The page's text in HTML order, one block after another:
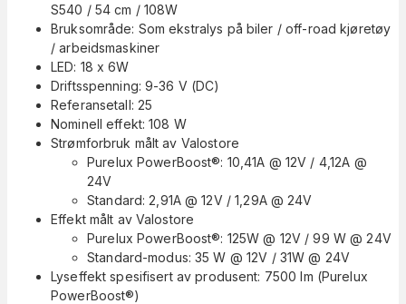
S540 / 54 cm / 108W
Bruksområde: Som ekstralys på biler / off-road kjøretøy
/ arbeidsmaskiner
LED: 18 x 6W
Driftsspenning: 9-36 V (DC)
Referansetall: 25
Nominell effekt: 108 W
Strømforbruk målt av Valostore
Purelux PowerBoost®: 10,41A @ 12V / 4,12A @
24V
Standard: 2,91A @ 12V / 1,29A @ 24V
Effekt målt av Valostore
Purelux PowerBoost®: 125W @ 12V / 99 W @ 24V
Standard-modus: 35 W @ 12V / 31W @ 24V
Lyseffekt spesifisert av produsent: 7500 lm (Purelux
PowerBoost®)